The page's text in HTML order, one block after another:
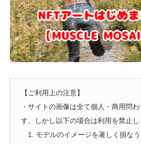
【ご利用上の注意】
・サイトの画像は全て個人・商用問
す。しかし以下の場合は利用を禁止し
1. モデルのイメージを著しく損な